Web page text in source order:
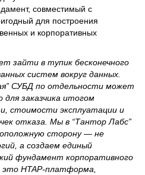
совместимый с
для построения
и корпоративных
зайти в тупик бесконечного
систем вокруг данных.
СУБД по отдельности может
заказчика итогом
стоимости эксплуатации и
отказа. Мы в “Тантор Лабс”
сторону — не
а создаем единый
фундамент корпоративного
это HTAP-платформа,